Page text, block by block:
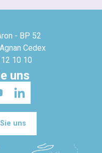
- BP 52
Cedex
10 10
uns
uns